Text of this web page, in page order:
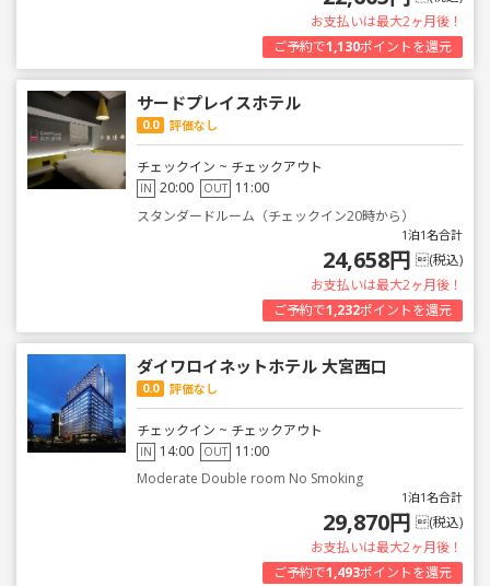
お支払いは最大2ヶ月後！
ご予約で1,130ポイントを還元
サードプレイスホテル
0.0 評価なし
チェックイン ~ チェックアウト
IN 20:00 OUT 11:00
スタンダードルーム（チェックイン20時から）
1泊1名合計
24,658円 (税込)
お支払いは最大2ヶ月後！
ご予約で1,232ポイントを還元
ダイワロイネットホテル 大宮西口
0.0 評価なし
チェックイン ~ チェックアウト
IN 14:00 OUT 11:00
Moderate Double room No Smoking
1泊1名合計
29,870円 (税込)
お支払いは最大2ヶ月後！
ご予約で1,493ポイントを還元